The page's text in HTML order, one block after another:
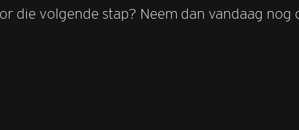
die volgende stap? Neem dan vandaag nog